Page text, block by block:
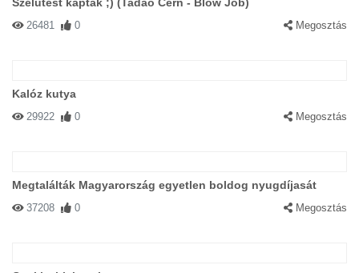
26481 0 Megosztás
Kalóz kutya
29922 0 Megosztás
Megtalálták Magyarország egyetlen boldog nyugdíjasát
37208 0 Megosztás